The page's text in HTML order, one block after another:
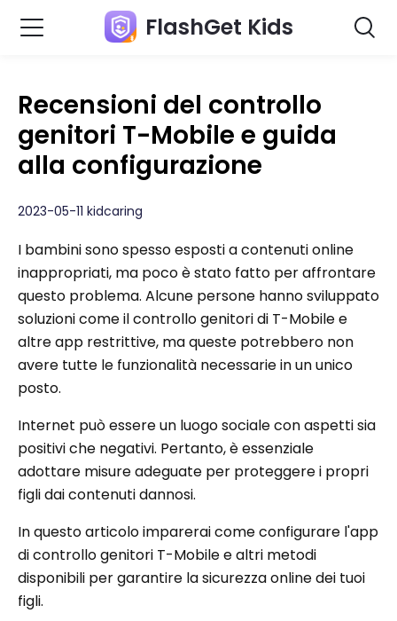
FlashGet Kids
Recensioni del controllo
genitori T-Mobile e guida
alla configurazione
2023-05-11 kidcaring
I bambini sono spesso esposti a contenuti online
inappropriati, ma poco è stato fatto per affrontare
questo problema. Alcune persone hanno sviluppato
soluzioni come il controllo genitori di T-Mobile e
altre app restrittive, ma queste potrebbero non
avere tutte le funzionalità necessarie in un unico
posto.
Internet può essere un luogo sociale con aspetti sia
positivi che negativi. Pertanto, è essenziale
adottare misure adeguate per proteggere i propri
figli dai contenuti dannosi.
In questo articolo imparerai come configurare l'app
di controllo genitori T-Mobile e altri metodi
disponibili per garantire la sicurezza online dei tuoi
figli.